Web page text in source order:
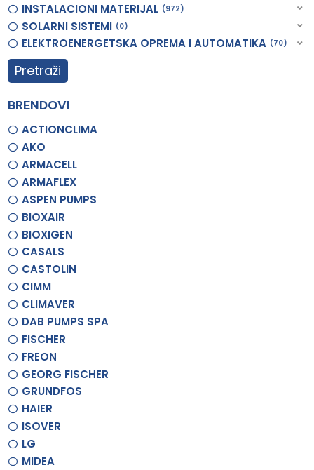
INSTALACIONI MATERIJAL 972
SOLARNI SISTEMI 0
ELEKTROENERGETSKA OPREMA I AUTOMATIKA 70
Pretraži
BRENDOVI
ACTIONCLIMA
AKO
ARMACELL
ARMAFLEX
ASPEN PUMPS
BIOXAIR
BIOXIGEN
CASALS
CASTOLIN
CIMM
CLIMAVER
DAB PUMPS SPA
FISCHER
FREON
GEORG FISCHER
GRUNDFOS
HAIER
ISOVER
LG
MIDEA